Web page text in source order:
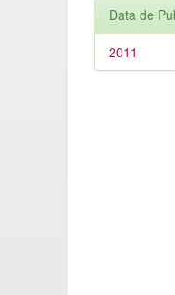
Data de
2011